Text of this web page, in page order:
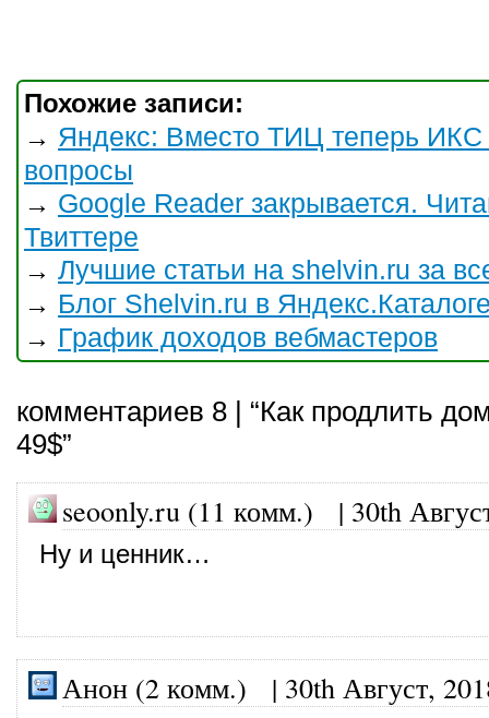
Похожие записи:
→ Яндекс: Вместо ТИЦ теперь ИКС
вопросы
→ Google Reader закрывается.
Твиттере
→ Лучшие статьи на shelvin.ru за
→ Блог Shelvin.ru в
→ График доходов вебмастеров
комментариев 8 | “Как продлить
49$”
seoonly.ru (11 комм.) | 30th
Ну и ценник…
Анон (2 комм.) | 30th Август,